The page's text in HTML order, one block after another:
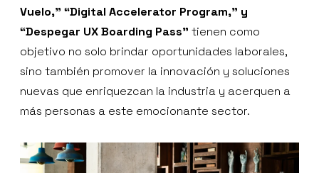
Vuelo,” “Digital Accelerator Program,” y
“Despegar UX Boarding Pass” tienen como
objetivo no solo brindar oportunidades laborales,
sino también promover la innovación y soluciones
nuevas que enriquezcan la industria y acerquen a
más personas a este emocionante sector.